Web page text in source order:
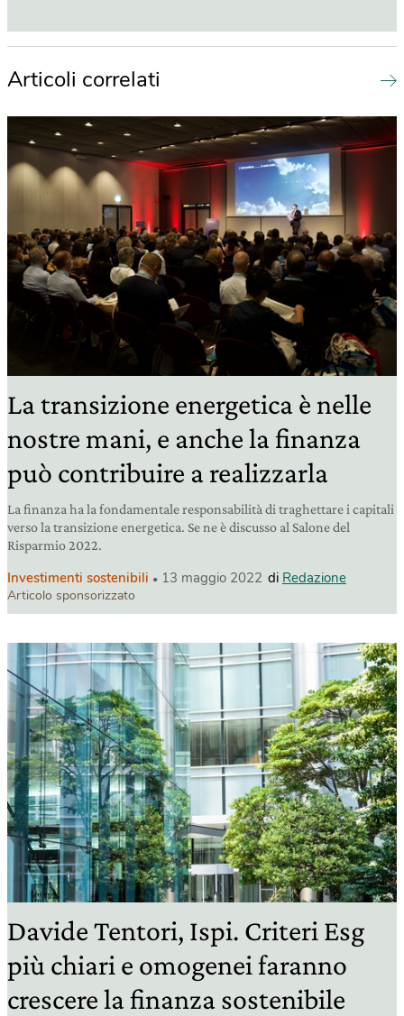
Articoli correlati
La transizione energetica è nelle
nostre mani, e anche la finanza
può contribuire a realizzarla
La finanza ha la fondamentale responsabilità di traghettare i capitali
verso la transizione energetica. Se ne è discusso al Salone del
Risparmio 2022.
Investimenti sostenibili 13 maggio 2022 di Redazione
Articolo sponsorizzato
Davide Tentori, Ispi. Criteri Esg
più chiari e omogenei faranno
crescere la finanza sostenibile